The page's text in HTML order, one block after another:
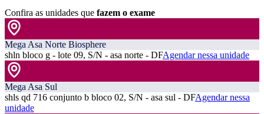
Confira as unidades que fazem o exame
Mega Asa Norte Biosphere
shln bloco g - lote 09, S/N - asa norte - DFAgendar nessa unidade
Mega Asa Sul
shls qd 716 conjunto b bloco 02, S/N - asa sul - DFAgendar nessa
unidade